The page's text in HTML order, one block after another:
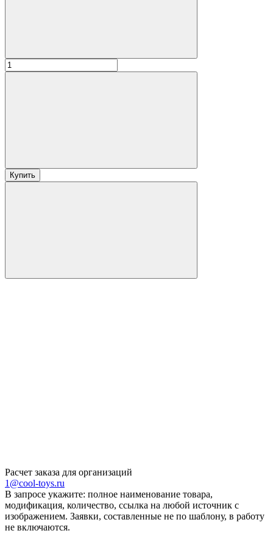
Купить
Расчет заказа для организаций
1@cool-toys.ru
В запросе укажите: полное наименование товара,
модификация, количество, ссылка на любой источник с
изображением. Заявки, составленные не по шаблону, в работу
не включаются.